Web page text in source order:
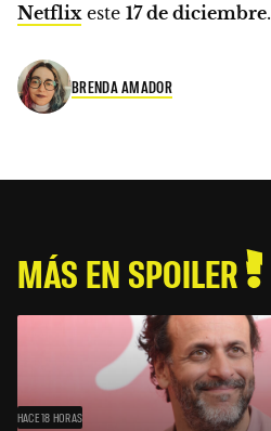
Netflix este 17 de diciembre.
BRENDA AMADOR
MÁS EN SPOILER
HACE 18 HORAS